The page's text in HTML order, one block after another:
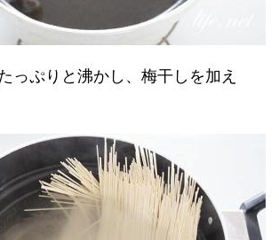
っぷりと沸かし、梅干しを加え